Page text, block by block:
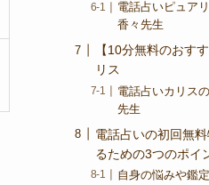
電話占いピュア
香々先生
【10分無料のおす
リス
電話占いカリス
先生
電話占いの初回無
るための3つのポイ
自身の悩みや鑑